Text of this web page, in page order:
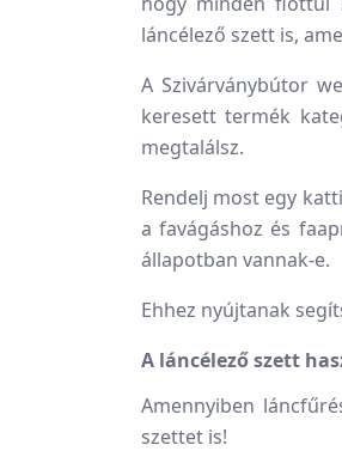
láncélező szett is,
A Szivárványbútor
keresett termék
megtalálsz.
Rendelj most egy
a favágáshoz és
állapotban vannak-e.
Ehhez nyújtanak
A láncélező szett
Amennyiben
szettet is!